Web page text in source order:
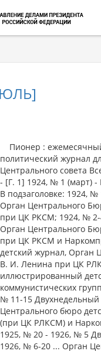
Пионер :
политический журнал
Центрального совета
- [Г. 1] 1924, № 1 (март)
В подзаголовке: 1924,
Орган Центрального
при ЦК РКСМ; 1924, №
Орган Центрального
при ЦК РКСМ и
детский журнал, Орган
В. И. Ленина при ЦК
иллюстрированный
коммунистических
№ 11-15
Центрального бюро
(при ЦК РЛКСМ) и
1925, № 20 - 1926, № 5
1926, № 6-20 ... Орган